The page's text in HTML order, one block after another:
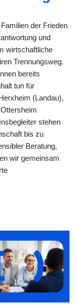
der Frieden
und
wirtschaftliche
Trennungsweg.
bereits
tun für
(Landau),
stehen
bis zu
Beratung,
wir gemeinsam